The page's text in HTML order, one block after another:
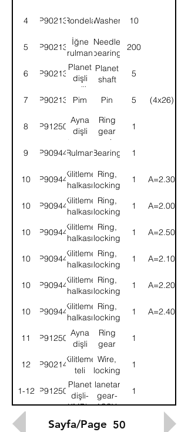
4 9P902131RondelaWasher 10
5 9P902132
İğne
rulman
Needle
bearing
200
6 9P902133
Planet
dişli
mili
Planet
shaft
5
7 9P902134 Pim Pin 5 (4x26)
8 9P912503
Ayna
dişli
taşıyıcı
Ring
gear
carrier
1
9 9P909447RulmanBearing 1
10 9P909443
Kilitleme
halkası
Ring,
locking
1 (A=2.30)
10 9P909446
Kilitleme
halkası
Ring,
locking
1 (A=2.00)
10 9P909441
Kilitleme
halkası
Ring,
locking
1 (A=2.50)
10 9P909445
Kilitleme
halkası
Ring,
locking
1 (A=2.10)
10 9P909444
Kilitleme
halkası
Ring,
locking
1 (A=2.20)
10 9P909442
Kilitleme
halkası
Ring,
locking
1 (A=2.40)
11 9P912504
Ayna
dişli
Ring
gear
1
12 9P902145
Kilitleme
teli
Wire,
locking
1
1-129P912500
Planet
dişli-
KMPL.
Planetary
gear-
ASSY.
1
Sayfa/Page 50